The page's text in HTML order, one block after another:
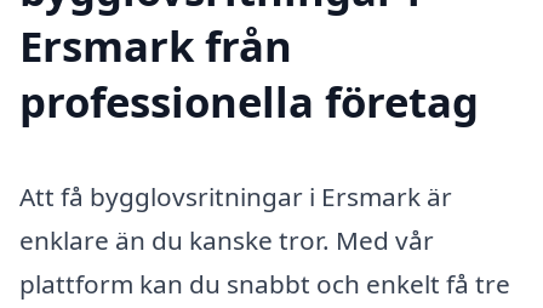
Ersmark från
professionella företag
Att få bygglovsritningar i Ersmark är
enklare än du kanske tror. Med vår
plattform kan du snabbt och enkelt få tre